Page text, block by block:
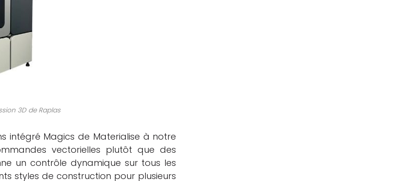
3D de Raplas
intégré Magics de Materialise à notre
vectorielles plutôt que des
un contrôle dynamique sur tous les
styles de construction pour plusieurs